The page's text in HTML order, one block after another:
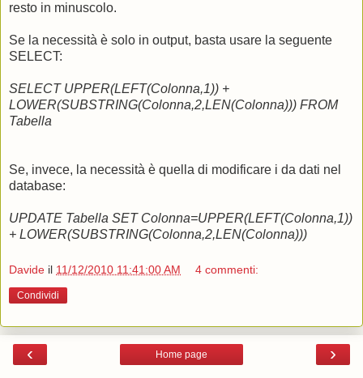
resto in minuscolo.
Se la necessità è solo in output, basta usare la seguente
SELECT:
SELECT UPPER(LEFT(Colonna,1)) +
LOWER(SUBSTRING(Colonna,2,LEN(Colonna))) FROM
Tabella
Se, invece, la necessità è quella di modificare i da dati nel
database:
UPDATE Tabella SET Colonna=UPPER(LEFT(Colonna,1))
+ LOWER(SUBSTRING(Colonna,2,LEN(Colonna)))
Davide il 11/12/2010 11:41:00 AM 4 commenti:
Condividi
‹ ›
Home page